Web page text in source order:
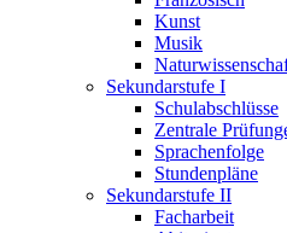
Kunst
Musik
Sekundarstufe I
Schulabschlüsse
Zentrale
Sprachenfolge
Stundenpläne
Sekundarstufe II
Facharbeit